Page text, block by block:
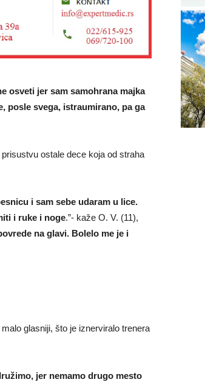
osveti jer sam samohrana majka
posle svega, istraumirano, pa ga
ostale dece koja od straha
i sam sebe udaram u lice.
i ruke i noge.”- kaže O. V. (11),
na glavi. Bolelo me je i
glasniji, što je iznerviralo trenera
jer nemamo drugo mesto